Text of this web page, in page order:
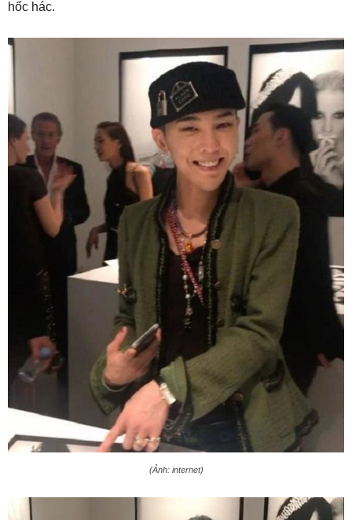
hốc hác.
(Ảnh: internet)